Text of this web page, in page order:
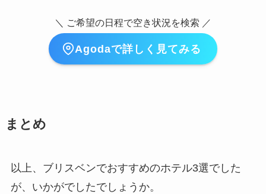
＼ ご希望の日程で空き状況を検索 ／
Agodaで詳しく見てみる
まとめ
以上、ブリスベンでおすすめのホテル3選でした
が、いかがでしたでしょうか。